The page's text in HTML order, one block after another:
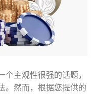
主观性很强的话题，
。然而，根据您提供的